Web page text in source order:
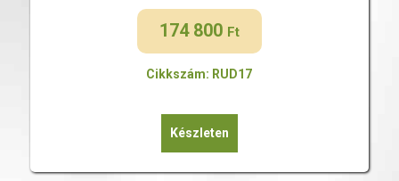
174 800 Ft
Cikkszám: RUD17
Készleten